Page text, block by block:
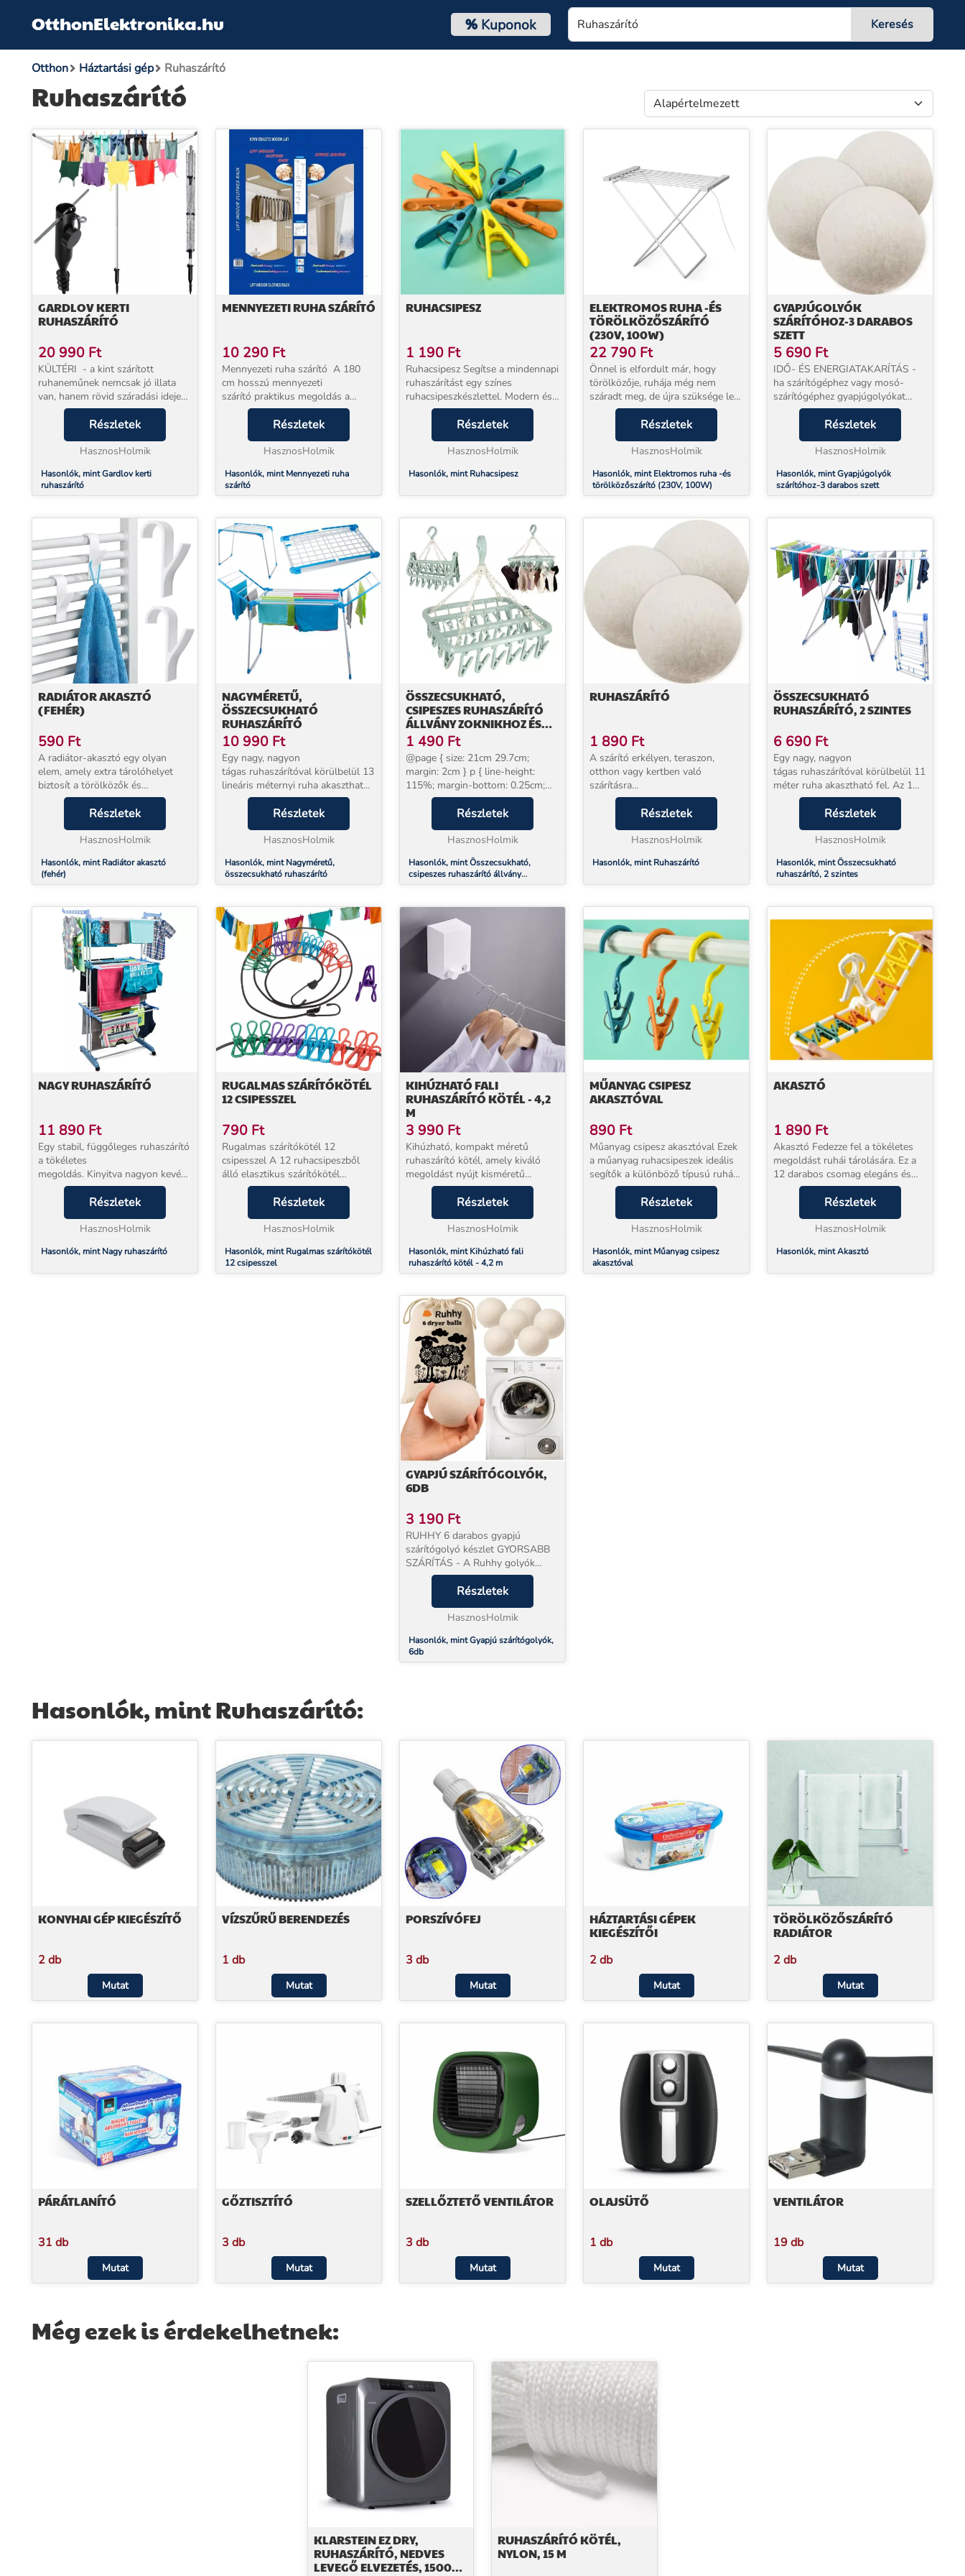
OtthonElektronika.hu %Kuponok
Otthon Háztartási gép Ruhaszárító
Ruhaszárító
GARDLOV KERTI
RUHASZÁRÍTÓ
20 990 Ft
KÜLTÉRI - a kint szárított
ruhaneműnek nemcsak jó illata
van, hanem rövid száradási ideje
is. A kerti szárító kiválóan
alkalmas nagy és kis
ruhaneműkhöz. Kialakításának és
tartórendszereinek köszö...
Részletek
HasznosHolmik
Hasonlók, mint Gardlov kerti
ruhaszárító
MENNYEZETI RUHA SZÁRÍTÓ
10 290 Ft
Mennyezeti ruha szárító A 180
cm hosszú mennyezeti
szárító praktikus megoldás a
ruhanemű szárítására a
fürdőszobában és az erkélyen
egyaránt. 5 erős rúdból áll,
amelyek elegendő helyet bizt...
Részletek
HasznosHolmik
Hasonlók, mint Mennyezeti ruha
szárító
RUHACSIPESZ
1 190 Ft
Ruhacsipesz Segítse a mindennapi
ruhaszárítást egy színes
ruhacsipeszkészlettel. Modern és
stílusos kialakításuk frissességet
és szórakozást hoz otthonába. A
ruhacsipesz főbb jellemzői ...
Részletek
HasznosHolmik
Hasonlók, mint Ruhacsipesz
ELEKTROMOS RUHA -ÉS
TÖRÖLKÖZŐSZÁRÍTÓ
(230V, 100W)
22 790 Ft
Önnel is elfordult már, hogy
törölközője, ruhája még nem
száradt meg, de újra szüksége lett
volna rá? Ezzel a kinyitható
ruhaszárítóval elősegítheti a
törölközők, ruhák gyors
száradását. Egyszerűen ak...
Részletek
HasznosHolmik
Hasonlók, mint Elektromos ruha -és
törölközőszárító (230V, 100W)
GYAPJÚGOLYÓK
SZÁRÍTÓHOZ-3 DARABOS
SZETT
5 690 Ft
IDŐ- ÉS ENERGIATAKARÍTÁS -
ha szárítógéphez vagy mosó-
szárítógéphez gyapjúgolyókat
használ, időt és energiát takarít
meg = akár 25%-kal lerövidíti a
szárítási folyamatot, hiszen a
golyók gyapjúja f...
Részletek
HasznosHolmik
Hasonlók, mint Gyapjúgolyók
szárítóhoz-3 darabos szett
RADIÁTOR AKASZTÓ
(FEHÉR)
590 Ft
A radiátor-akasztó egy olyan
elem, amely extra tárolóhelyet
biztosít a törölközők és
mosogatórongyok számára.
Helyet takarít meg, és felgyorsítja
a nedves törölközők, köntösök,
fehérneműk, flanelingek...
Részletek
HasznosHolmik
Hasonlók, mint Radiátor akasztó
(fehér)
NAGYMÉRETŰ,
ÖSSZECSUKHATÓ
RUHASZÁRÍTÓ
10 990 Ft
Egy nagy, nagyon
tágas ruhaszárítóval körülbelül 13
lineáris méternyi ruha akasztható
fel. A szárító stabil felépítése
megvédi a szélben való
felborulástól. Az 1 cm átmérőjű
tömör rudak nem haj...
Részletek
HasznosHolmik
Hasonlók, mint Nagyméretű,
összecsukható ruhaszárító
ÖSSZECSUKHATÓ,
CSIPESZES RUHASZÁRÍTÓ
ÁLLVÁNY ZOKNIKHOZ ÉS
FEHÉRNEMŰKHÖZ - KÉK
1 490 Ft
@page { size: 21cm 29.7cm;
margin: 2cm } p { line-height:
115%; margin-bottom: 0.25cm;
background: transparent } A
megfelelő fehérnemű- és
zokniszárító minden háztartásban
nélkülözhetetlen ter...
Részletek
HasznosHolmik
Hasonlók, mint Összecsukható,
csipeszes ruhaszárító állvány
zoknikhoz és fehérneműkhöz - kék
RUHASZÁRÍTÓ
1 890 Ft
A szárító erkélyen, teraszon,
otthon vagy kertben való
szárításra
szolgál. Tökéletes mindennapi
mosáshoz. Ajtóra, radiátorra,
erkélyre akasztható állítható
karokkal felszerelt. Fedőkkel
Részletek
HasznosHolmik
Hasonlók, mint Ruhaszárító
ÖSSZECSUKHATÓ
RUHASZÁRÍTÓ, 2 SZINTES
6 690 Ft
Egy nagy, nagyon
tágas ruhaszárítóval körülbelül 11
méter ruha akasztható fel. Az 1
cm átmérőjű tömör rudak nem
hajlanak meg, így elviselik a
nedves ruhanemű nagy súlyát. A
szárító 2 függetl...
Részletek
HasznosHolmik
Hasonlók, mint Összecsukható
ruhaszárító, 2 szintes
NAGY RUHASZÁRÍTÓ
11 890 Ft
Egy stabil, függőleges ruhaszárító
a tökéletes
megoldás. Kinyitva nagyon kevés
helyet foglal, és a ruhaszárítási
terület körülbelül 17 lineáris
méter. Ezen kívül két rögzített
karral rendelkezi...
Részletek
HasznosHolmik
Hasonlók, mint Nagy ruhaszárító
RUGALMAS SZÁRÍTÓKÖTÉL
12 CSIPESSZEL
790 Ft
Rugalmas szárítókötél 12
csipesszel A 12 ruhacsipeszből
álló elasztikus szárítókötél
nélkülözhetetlen kellék otthon és
turistautakon egyaránt. A tartós,
rugalmas
anyagokból készült kötél tök...
Részletek
HasznosHolmik
Hasonlók, mint Rugalmas szárítókötél
12 csipesszel
KIHÚZHATÓ FALI
RUHASZÁRÍTÓ KÖTÉL - 4,2
M
3 990 Ft
Kihúzható, kompakt méretű
ruhaszárító kötél, amely kiváló
megoldást nyújt kisméretű
helyiségekben történő
teregetésre. A szemközti falakra
felszerelhető egységek közé
kihúzható és rögzíthető a kötél. ...
Részletek
HasznosHolmik
Hasonlók, mint Kihúzható fali
ruhaszárító kötél - 4,2 m
MŰANYAG CSIPESZ
AKASZTÓVAL
890 Ft
Műanyag csipesz akasztóval Ezek
a műanyag ruhacsipeszek ideális
segítők a különböző típusú ruhák
szárításához. Praktikus horoggal
vannak felszerelve, aminek
köszönhetően szilárdan rögzítheti
Részletek
HasznosHolmik
Hasonlók, mint Műanyag csipesz
akasztóval
AKASZTÓ
1 890 Ft
Akasztó Fedezze fel a tökéletes
megoldást ruhái tárolására. Ez a
12 darabos csomag elegáns és
praktikus módot kínál a ruhatárad
rendszerezésére. Kiváló
minőségű kivitelezés: Az erős és
Részletek
HasznosHolmik
Hasonlók, mint Akasztó
GYAPJÚ SZÁRÍTÓGOLYÓK,
6DB
3 190 Ft
RUHHY 6 darabos gyapjú
szárítógolyó készlet GYORSABB
SZÁRÍTÁS - A Ruhhy golyók
szétválasztják a ruhákat a dobban,
felgyorsítják a légáramlást,
ezáltal akár 30%-kal lerövidítve a
szárítási időt ,...
Részletek
HasznosHolmik
Hasonlók, mint Gyapjú szárítógolyók,
6db
Hasonlók, mint Ruhaszárító:
KONYHAI GÉP KIEGÉSZÍTŐ
2 db
Mutat
VÍZSZŰRŰ BERENDEZÉS
1 db
Mutat
PORSZÍVÓFEJ
3 db
Mutat
HÁZTARTÁSI GÉPEK
KIEGÉSZÍTŐI
2 db
Mutat
TÖRÖLKÖZŐSZÁRÍTÓ
RADIÁTOR
2 db
Mutat
PÁRÁTLANÍTÓ
31 db
Mutat
GŐZTISZTÍTÓ
3 db
Mutat
SZELLŐZTETŐ VENTILÁTOR
3 db
Mutat
OLAJSÜTŐ
1 db
Mutat
VENTILÁTOR
19 db
Mutat
Még ezek is érdekelhetnek:
KLARSTEIN EZ DRY,
RUHASZÁRÍTÓ, NEDVES
LEVEGŐ ELVEZETÉS, 1500
RUHASZÁRÍTÓ KÖTÉL,
NYLON, 15 M